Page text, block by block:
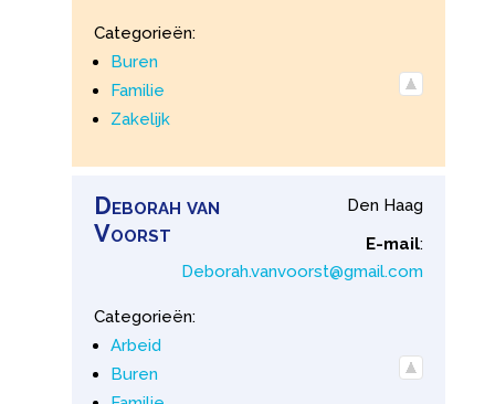
Categorieën:
Buren
Familie
Zakelijk
Deborah van
Voorst
Den Haag
E-mail:
Deborah.vanvoorst@gmail.com
Categorieën:
Arbeid
Buren